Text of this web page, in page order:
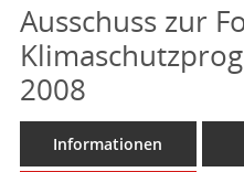
Ausschuss zur
2008
Informationen